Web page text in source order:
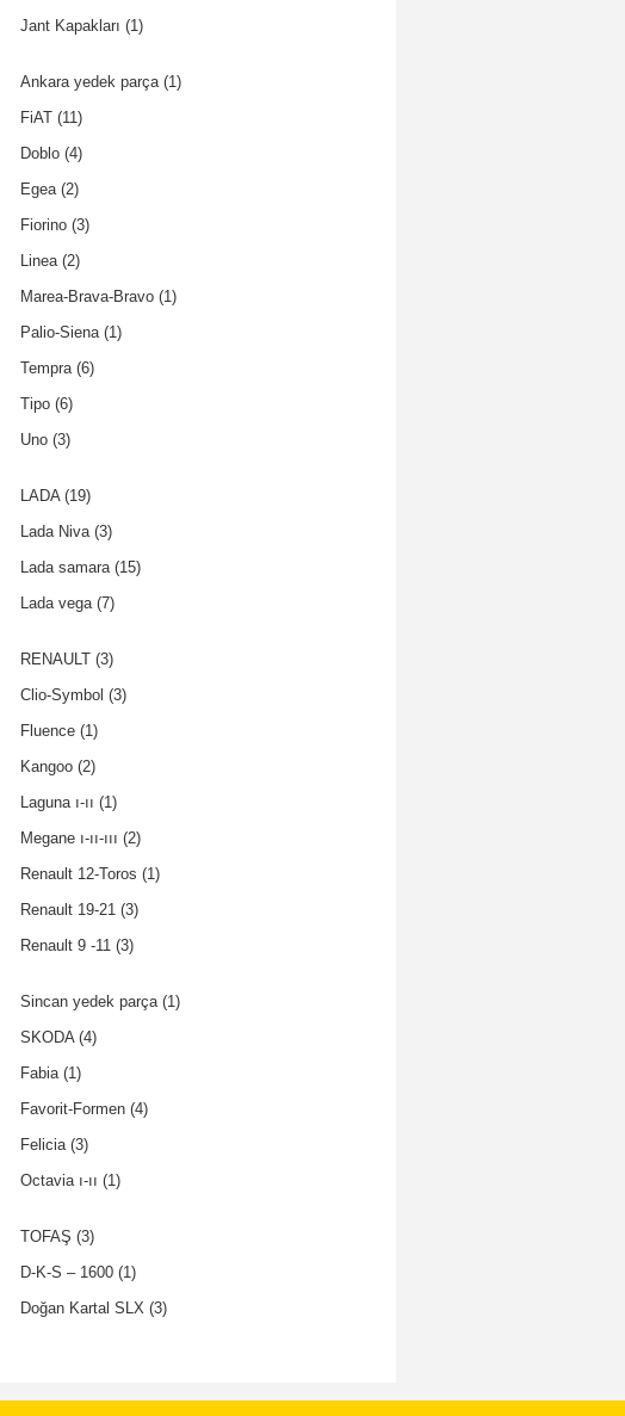
Jant Kapakları (1)
Ankara yedek parça(1)
FiAT (11)
Doblo (4)
Egea(2)
Fiorino (3)
Linea(2)
Marea-Brava-Bravo (1)
Palio-Siena(1)
Tempra(6)
Tipo (6)
Uno (3)
LADA(19)
Lada Niva(3)
Lada samara(15)
Lada vega(7)
RENAULT (3)
Clio-Symbol (3)
Fluence (1)
Kangoo (2)
Laguna ı-ıı (1)
Megane ı-ıı-ııı (2)
Renault 12-Toros (1)
Renault 19-21 (3)
Renault 9 -11 (3)
Sincan yedek parça(1)
SKODA(4)
Fabia(1)
Favorit-Formen (4)
Felicia(3)
Octavia ı-ıı (1)
TOFAŞ (3)
D-K-S – 1600 (1)
Doğan Kartal SLX (3)